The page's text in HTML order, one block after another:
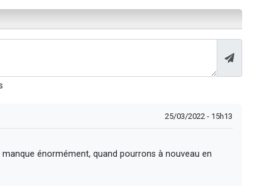
25/03/2022 - 15h13
énormément, quand pourrons à nouveau en